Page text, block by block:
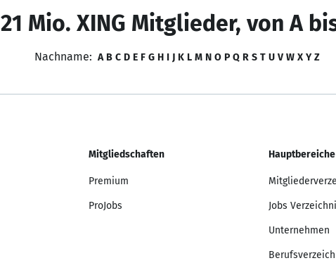
21 Mio. XING Mitglieder, von A
Nachname: A B C D E F G H I J K L M N O P Q R S T U V W X Y Z
Mitgliedschaften
Premium
ProJobs
Hauptbereiche
Jobs
Unternehmen